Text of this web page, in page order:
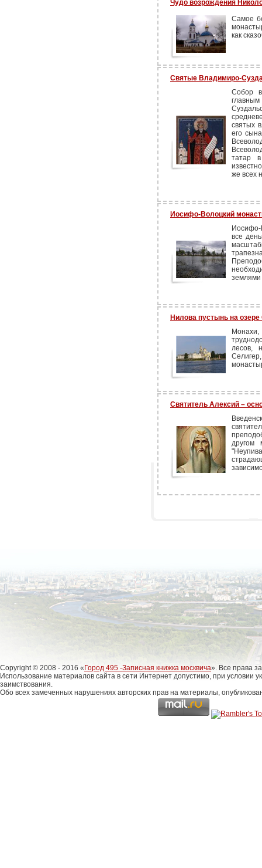
Чудо возрождения
Самое
как
Святые Владимиро-
Собор
святых
его
татар
же всех
Иосифо-Волоцкий
все
Нилова пустынь на озере
лесов,
Святитель Алексий –
другом
Copyright © 2008 - 2016 « Город 495 -Записная книжка москвича». Все права
Использование материалов сайта в сети Интернет допустимо, при условии
заимствования.
Обо всех замеченных нарушениях авторских прав на материалы,